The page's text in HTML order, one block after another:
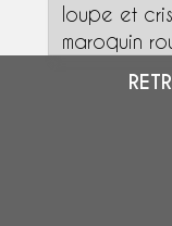
loupe et
maroquin